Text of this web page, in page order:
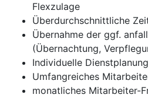
Flexzulage
Überdurchschnittliche
Übernahme der ggf.
(Übernachtung,
Individuelle Dienstplanung
Umfangreiches
monatliches Mitarbeiter-